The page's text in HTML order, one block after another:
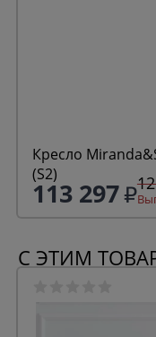
Кресло Miranda&Serena DF814
(S2)
113 297
С ЭТИМ